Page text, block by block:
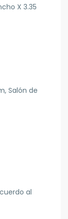
X 3.35
Salón de
al